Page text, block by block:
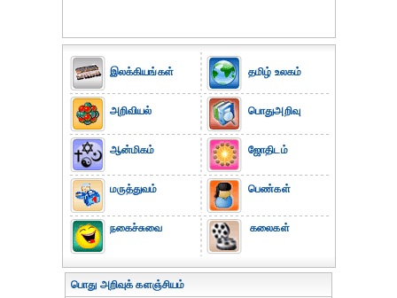
இலக்கியங்கள்
அறிவியல்
ஆன்மிகம்
மருத்துவம்
நகைச்சுவை
தமிழ் உலகம்
பொதுஅறிவு
ஜோதிடம்
பெண்கள்
கலைகள்
பொது அறிவுக் களஞ்சியம்